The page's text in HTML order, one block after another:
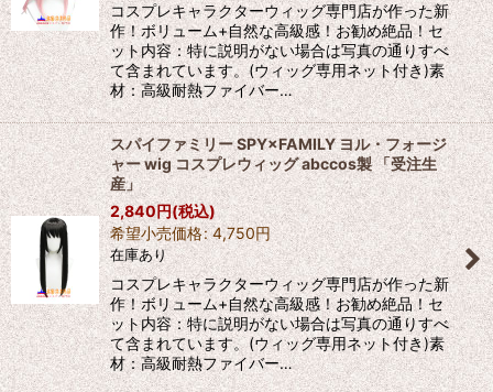
コスプレキャラクターウィッグ専門店が作った新
作！ボリューム+自然な高級感！お勧め絶品！セ
ット内容：特に説明がない場合は写真の通りすべ
て含まれています。(ウィッグ専用ネット付き)素
材：高級耐熱ファイバー…
スパイファミリー SPY×FAMILY ヨル・フォージ
ャー wig コスプレウィッグ abccos製 「受注生
産」
2,840円(税込)
希望小売価格: 4,750円
在庫あり
コスプレキャラクターウィッグ専門店が作った新
作！ボリューム+自然な高級感！お勧め絶品！セ
ット内容：特に説明がない場合は写真の通りすべ
て含まれています。(ウィッグ専用ネット付き)素
材：高級耐熱ファイバー…